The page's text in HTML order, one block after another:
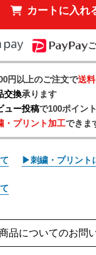
カートに入れ
円以上のご注文で送
交換承ります
ュー投稿で100ポイン
・プリント加工できま
▶刺繍・プリント
品についてのお問